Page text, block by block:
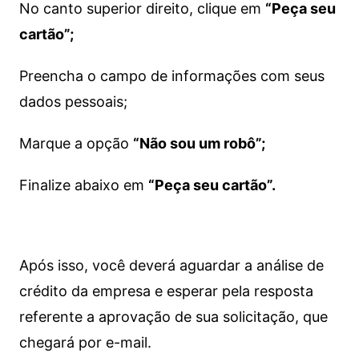
No canto superior direito, clique em “Peça seu
cartão”;
Preencha o campo de informações com seus
dados pessoais;
Marque a opção “Não sou um robô”;
Finalize abaixo em “Peça seu cartão”.
Após isso, você deverá aguardar a análise de
crédito da empresa e esperar pela resposta
referente a aprovação de sua solicitação, que
chegará por e-mail.